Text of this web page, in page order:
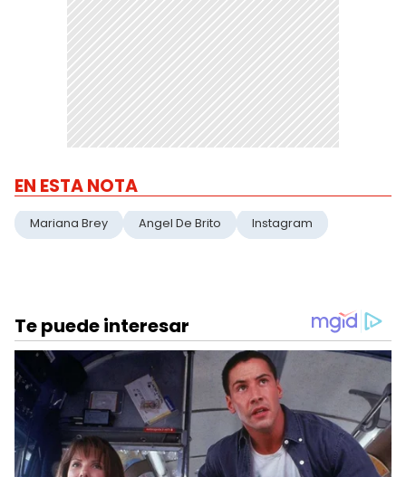
EN ESTA NOTA
Mariana Brey Angel De Brito Instagram